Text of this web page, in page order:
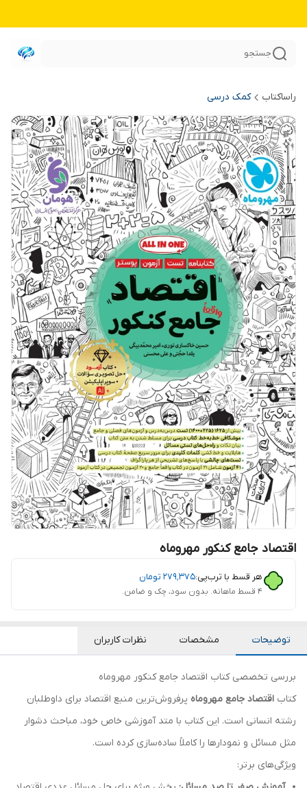
جستجو
راساکتاب کمک درسی
اقتصاد جامع کنکور مهروماه
هر قسط با ترب‌پی:۲۷۹٬۳۷۵ تومان
۴ قسط ماهانه. بدون سود، چک و ضامن.
توضیحات مشخصات نظرات کاربران
بررسی تخصصی کتاب اقتصاد جامع کنکور مهروماه
کتاب اقتصاد جامع مهروماه پرفروش‌ترین منبع اقتصاد برای داوطلبان
رشته انسانی است. این کتاب با متد آموزشی خاص خود، مباحث دشوار
مثل مسائل و نمودارها را کاملاً ساده‌سازی کرده است.
ویژگی‌های برتر: